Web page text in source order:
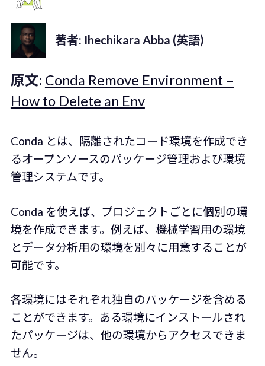
著者: Ihechikara Abba (英語)
原文: Conda Remove Environment –
How to Delete an Env
Conda とは、隔離されたコード環境を作成でき
るオープンソースのパッケージ管理および環境
管理システムです。
Conda を使えば、プロジェクトごとに個別の環
境を作成できます。例えば、機械学習用の環境
とデータ分析用の環境を別々に用意することが
可能です。
各環境にはそれぞれ独自のパッケージを含める
ことができます。ある環境にインストールされ
たパッケージは、他の環境からアクセスできま
せん。